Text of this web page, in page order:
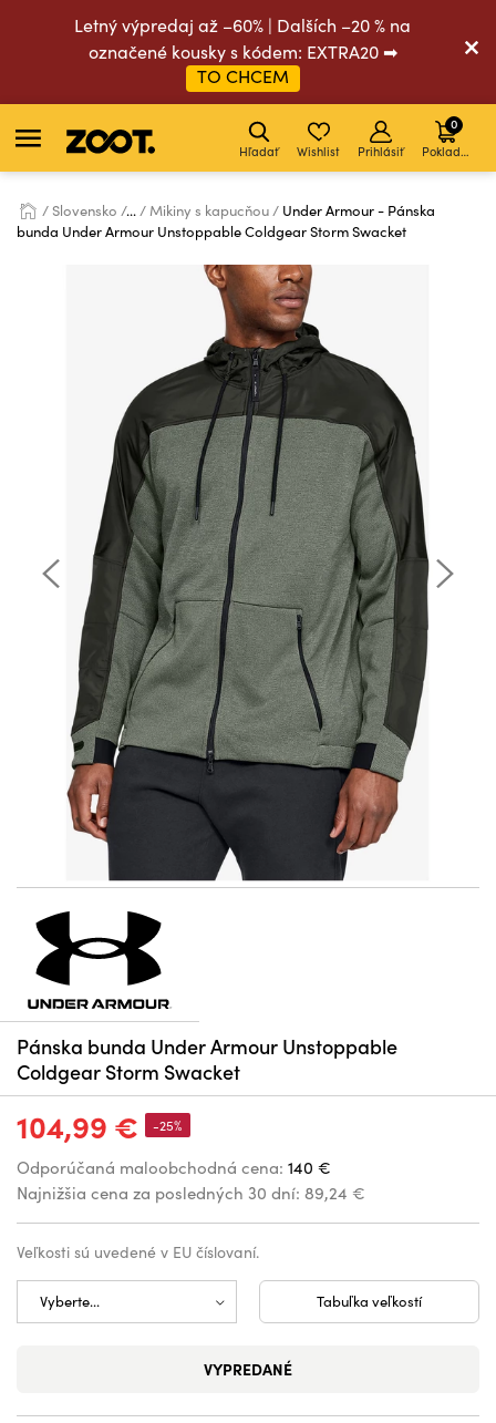
Letný výpredaj až –60% | Dalších –20 % na
označené kousky s kódem: EXTRA20 ➡
TO CHCEM
Hľadať Wishlist Prihlásiť Pokladňa
0
Slovensko ... Mikiny s kapucňou
Under Armour - Pánska
bunda Under Armour Unstoppable Coldgear Storm Swacket
Pánska bunda Under Armour Unstoppable
Coldgear Storm Swacket
104,99 € -25%
Odporúčaná maloobchodná cena: 140 €
Najnižšia cena za posledných 30 dní: 89,24 €
Veľkosti sú uvedené v EU číslovaní.
Tabuľka veľkostí
VYPREDANÉ